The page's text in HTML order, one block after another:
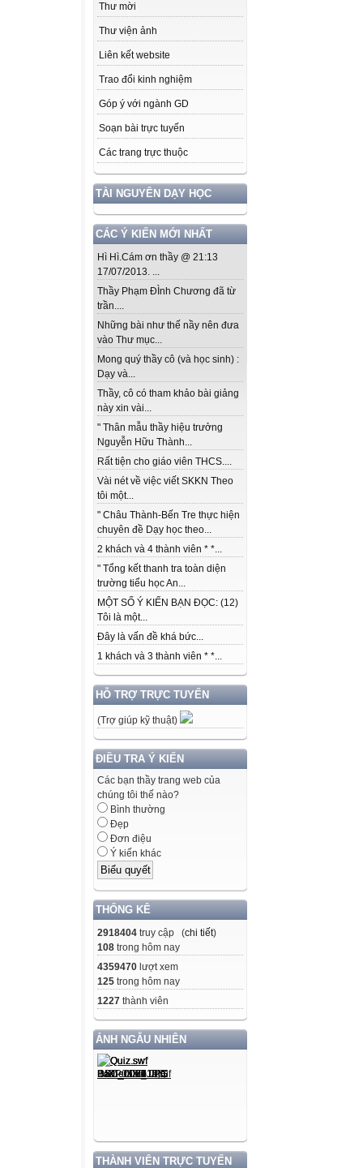
Thư mời
Thư viện ảnh
Liên kết website
Trao đổi kinh nghiệm
Góp ý với ngành GD
Soạn bài trực tuyến
Các trang trực thuộc
TÀI NGUYÊN DẠY HỌC
CÁC Ý KIẾN MỚI NHẤT
Hì Hì.Cám ơn thầy @ 21:13
17/07/2013. ...
Thầy Phạm ĐÌnh Chương đã từ
trần....
Những bài như thế nầy nên đưa
vào Thư mục...
Mong quý thầy cô (và học sinh) :
Dạy và...
Thầy, cô có tham khảo bài giảng
này xin vài...
" Thân mẫu thầy hiệu trưởng
Nguyễn Hữu Thành...
Rất tiện cho giáo viên THCS....
Vài nét về việc viết SKKN Theo
tôi một...
" Châu Thành-Bến Tre thực hiện
chuyên đề Dạy học theo...
2 khách và 4 thành viên * *...
" Tổng kết thanh tra toàn diện
trường tiểu học An...
MỘT SỐ Ý KIẾN BẠN ĐỌC: (12)
Tôi là một...
Đây là vấn đề khá bức...
1 khách và 3 thành viên * *...
HỖ TRỢ TRỰC TUYẾN
(Trợ giúp kỹ thuật)
ĐIỀU TRA Ý KIẾN
Các bạn thầy trang web của
chúng tôi thế nào?
Bình thường
Đẹp
Đơn điệu
Ý kiến khác
THỐNG KÊ
2918404 truy cập (chi tiết)
108 trong hôm nay
4359470 lượt xem
125 trong hôm nay
1227 thành viên
ẢNH NGẪU NHIÊN
THÀNH VIÊN TRỰC TUYẾN